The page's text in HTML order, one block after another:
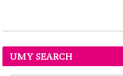
UMY SEARCH